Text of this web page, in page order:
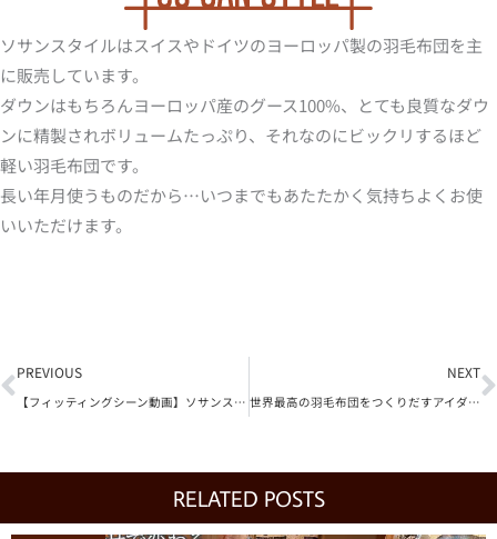
ソサンスタイルはスイスやドイツのヨーロッパ製の羽毛布団を主
に販売しています。
ダウンはもちろんヨーロッパ産のグース100%、とても良質なダウ
ンに精製されボリュームたっぷり、それなのにビックリするほど
軽い羽毛布団です。
長い年月使うものだから…いつまでもあたたかく気持ちよくお使
いいただけます。
PREVIOUS
【フィッティングシーン動画】ソサンスタイルのマットレスシステム
NEXT
世界最高の羽毛布団をつくりだすアイダーダックと農夫との関係
RELATED POSTS